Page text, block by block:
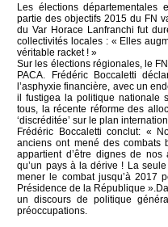
Les élections départementales
partie des objectifs 2015 du FN
du Var Horace Lanfranchi fut
collectivités locales : « Elles
véritable racket ! »
Sur les élections régionales, le
PACA. Frédéric Boccaletti
l’asphyxie financière, avec un
il fustigea la politique nationale
tous, la récente réforme des
‘discréditée’ sur le plan
Frédéric Boccaletti conclut: «
anciens ont mené des
appartient d’être dignes de
qu’un pays à la dérive ! La
mener le combat jusqu’à 2017
Présidence de la République
un discours de politique
préoccupations.